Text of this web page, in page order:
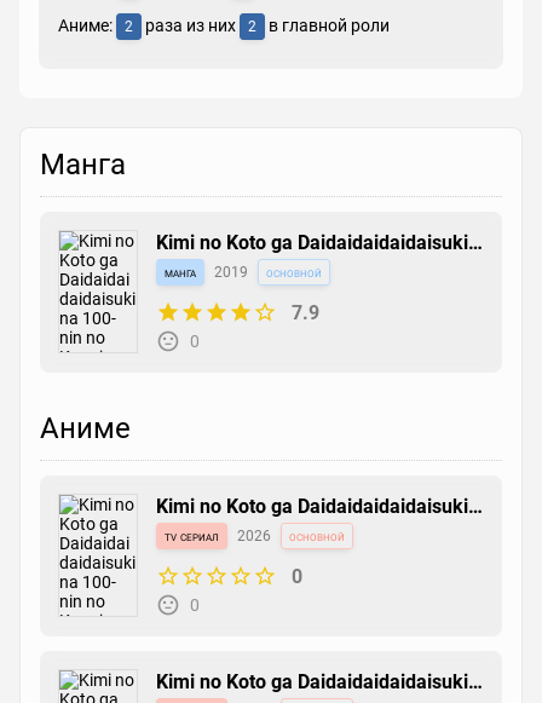
Аниме: 2 раза из них 2 в главной роли
Манга
Kimi no Koto ga Daidaidaidaidaisuki
na 100-nin no Kanojo
манга 2019 основной
7.9
0
Аниме
Kimi no Koto ga Daidaidaidaidaisuki
na 100-nin no Kanojo 3rd Season
tv сериал 2026 основной
0
0
Kimi no Koto ga Daidaidaidaidaisuki